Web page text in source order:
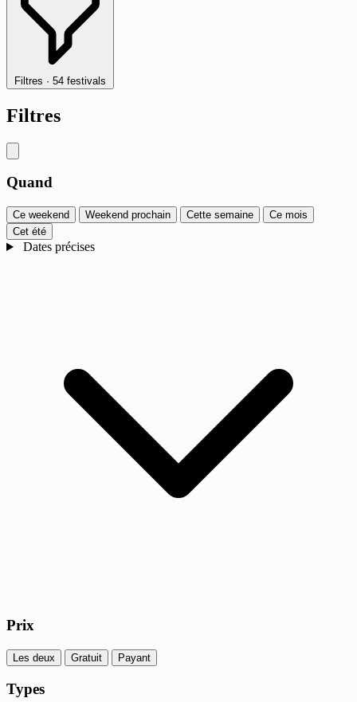
Filtres · 54 festivals
Filtres
Quand
Ce weekend Weekend prochain Cette semaine
Ce mois
Cet été
Dates précises
Prix
Les deux Gratuit Payant
Types